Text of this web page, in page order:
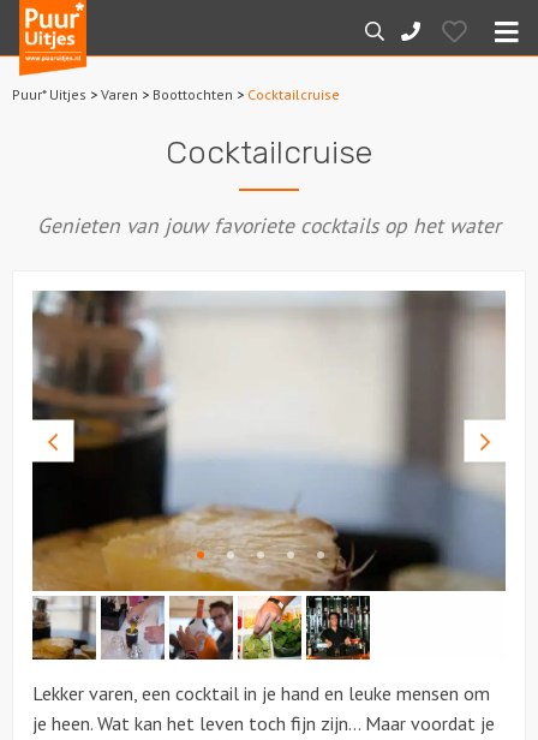
Puur*
Uitjes
Zoeken
088-
7887000
Hearts
Dagarrangementen
Avondarrangementen
Sport en spel
Citygames
Quizzen en spellen
Speurtochten
Puur* Uitjes > Varen > Boottochten > Cocktailcruise
Cocktailcruise
Genieten van jouw favoriete cocktails op het water
Vorige
foto
foto
Lekker varen, een cocktail in je hand en leuke mensen om
je heen. Wat kan het leven toch fijn zijn… Maar voordat je